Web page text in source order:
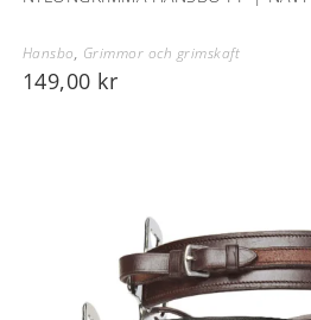
Hansbo, Grimmor och grimskaft
149,00 kr